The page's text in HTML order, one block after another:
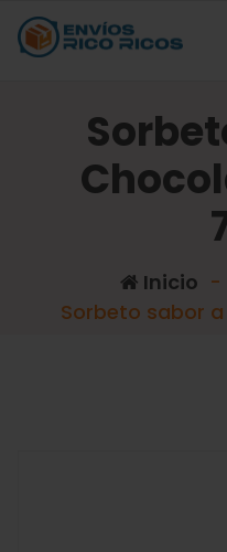
Inicio -
Sorbeto sabor